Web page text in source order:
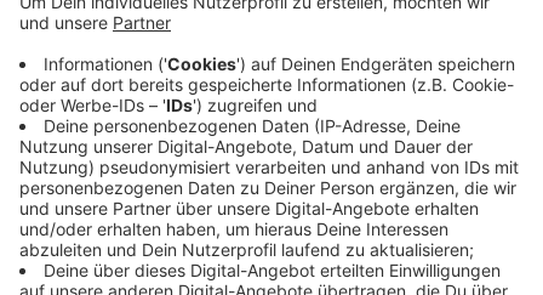
einem Messer und nahmen Bargeld und
Tabakwaren mit. Beide Täter trugen medizinische
Masken und Kapuzenjacken, sie sollen circa 20 bis
30 Jahre alt sein - der eine schlank, der andere
eher dicklich. Wer Hinweise hat, soll die Polizei
unter der Nummer 284-0 anrufen.
Veröffentlicht:Montag, 14.03.2022 12:21
Anzeige